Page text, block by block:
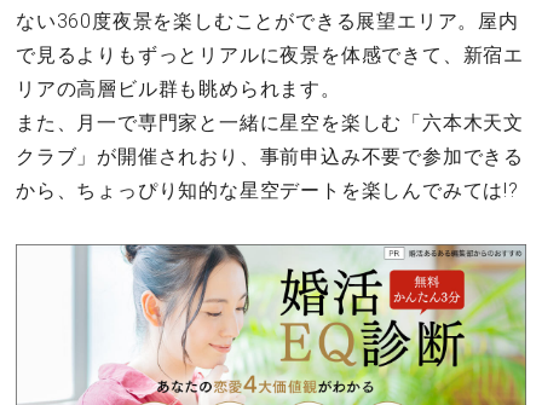
ない360度夜景を楽しむことができる展望エリア。屋内
で見るよりもずっとリアルに夜景を体感できて、新宿エ
リアの高層ビル群も眺められます。
また、月一で専門家と一緒に星空を楽しむ「六本木天文
クラブ」が開催されおり、事前申込み不要で参加できる
から、ちょっぴり知的な星空デートを楽しんでみては!?